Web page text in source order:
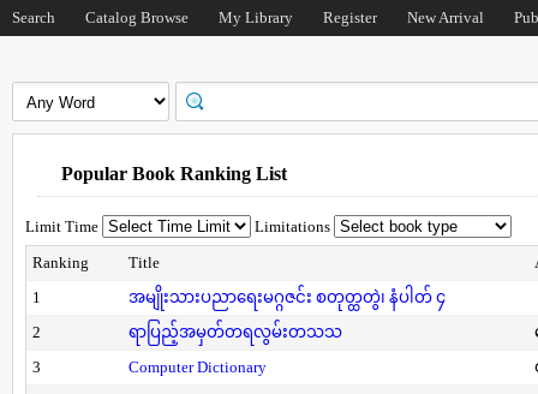
Search Catalog Browse My Library Register New Arrival
Popular Book Ranking List
Limit Time
Limitations
Ranking
Title
1
အမျိုးသားပညာရေးမဂ္ဂဇင်း စတုတ္ထတွဲ၊ နံပါတ် ၄
2
ရာပြည့်အမှတ်တရလွမ်းတသသ
3
Computer Dictionary